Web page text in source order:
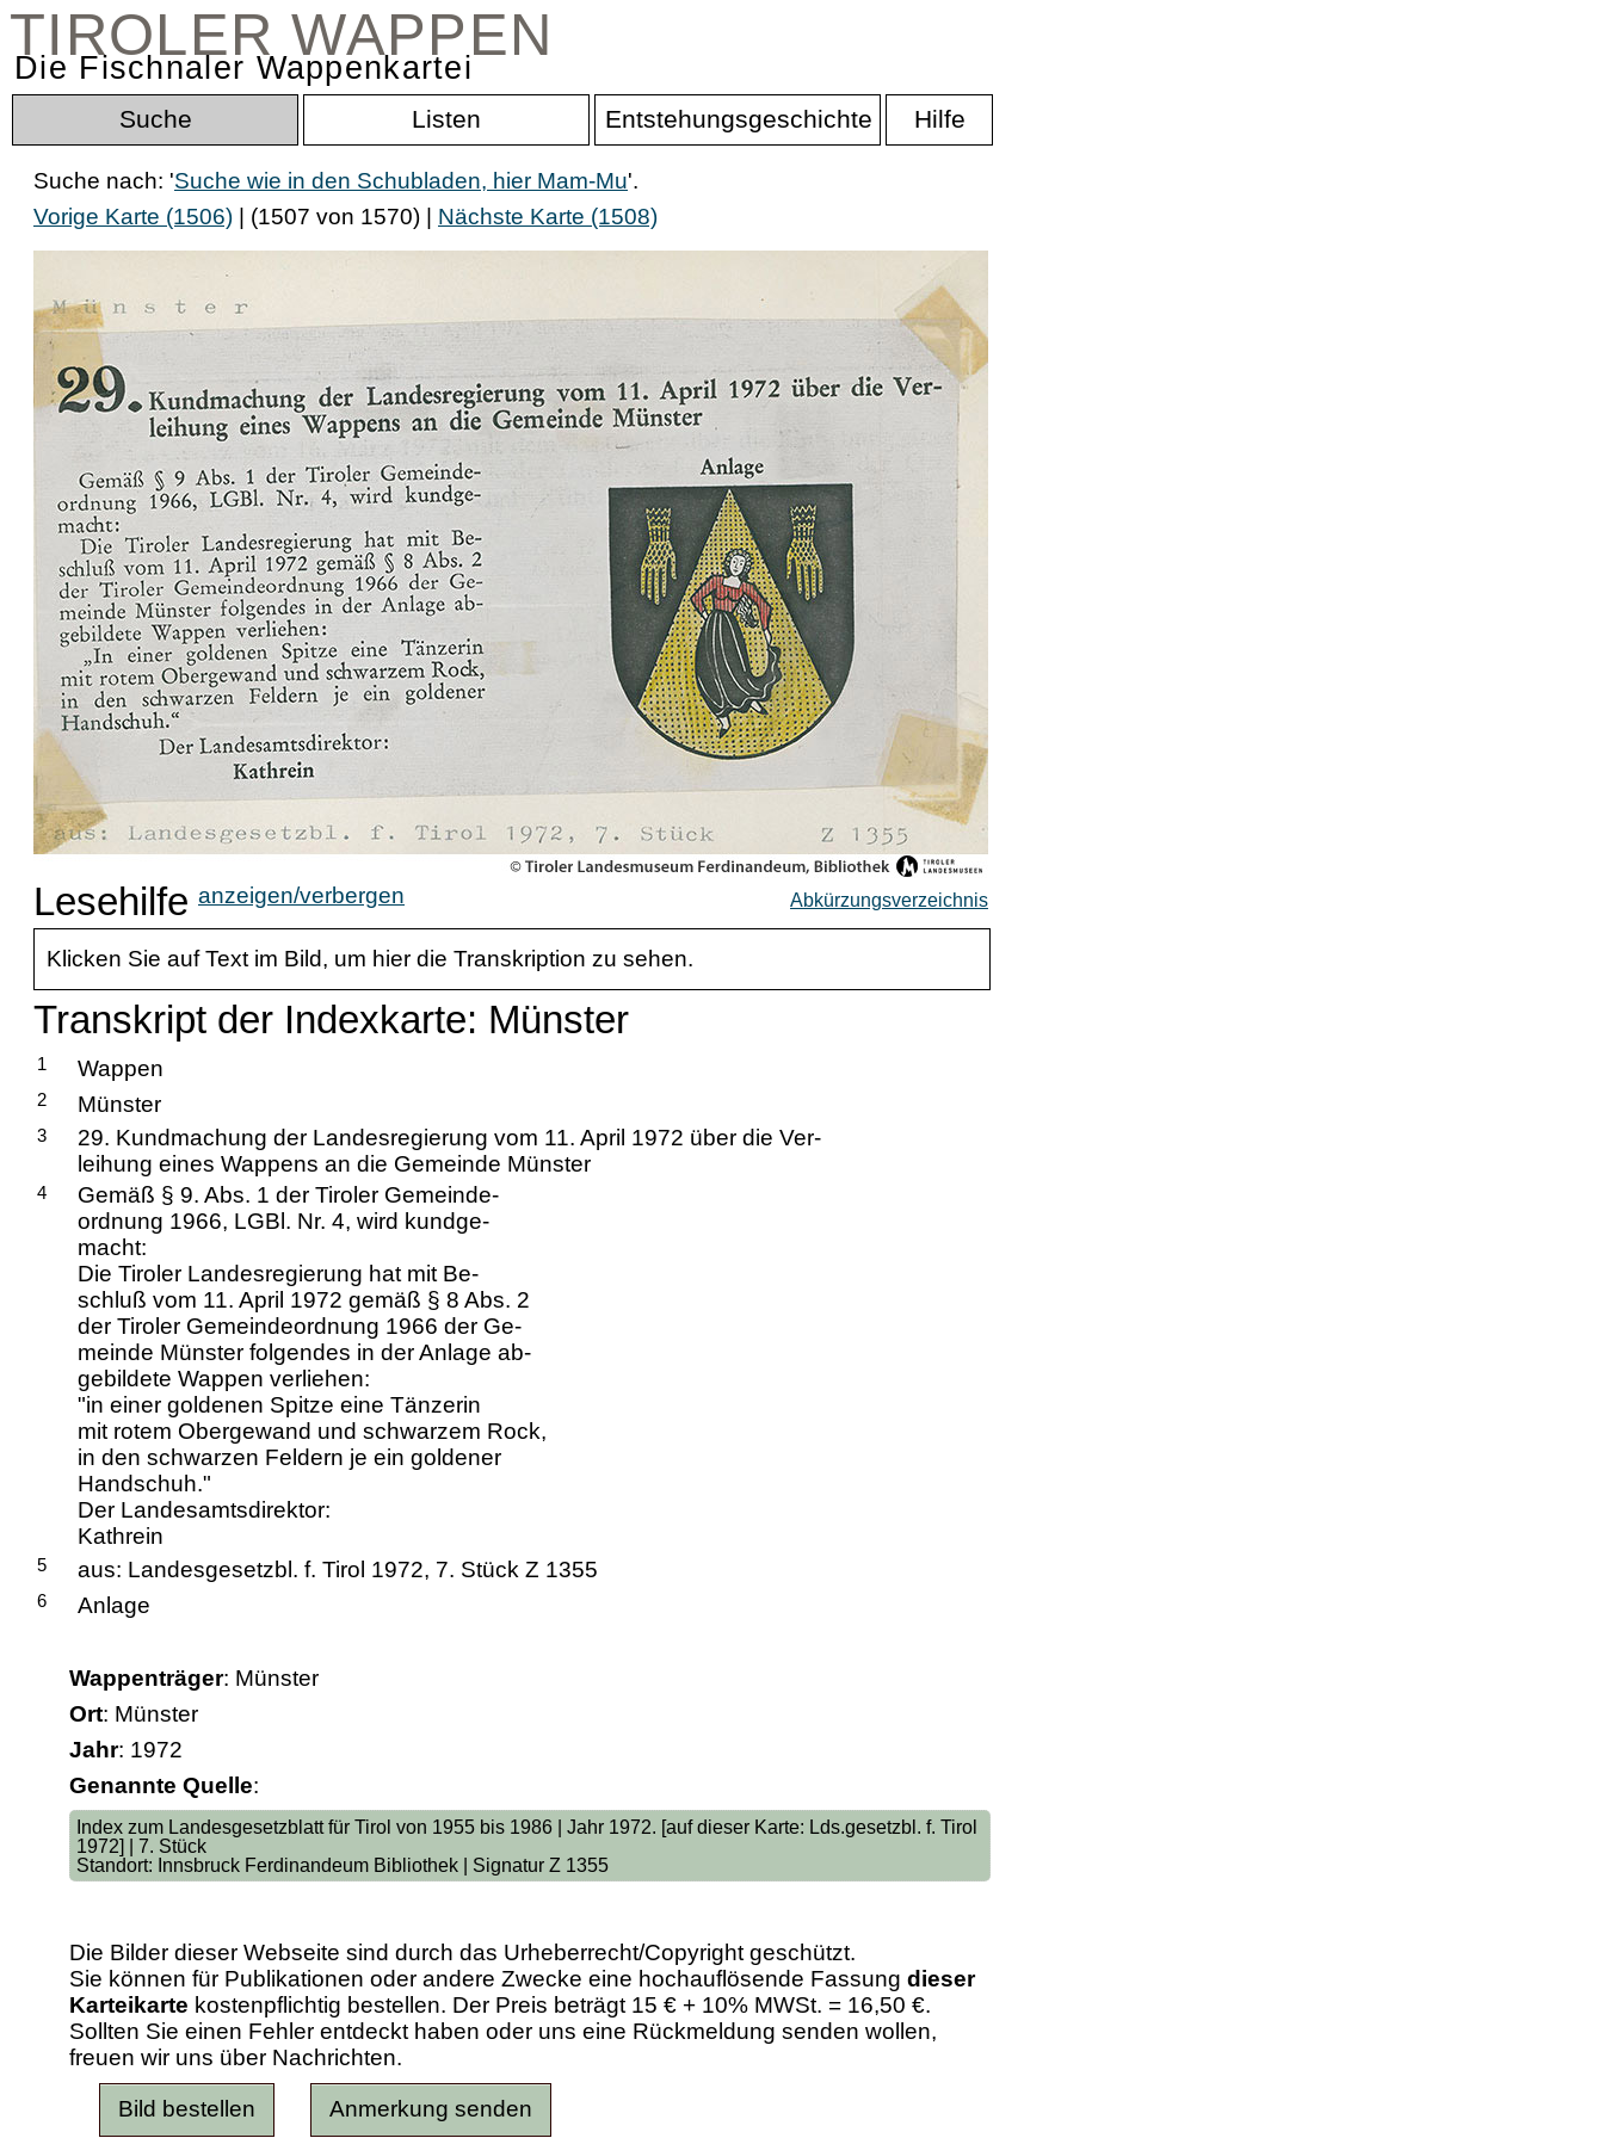
TIROLER WAPPEN
Die Fischnaler Wappenkartei
Suche Listen Entstehungsgeschichte Hilfe
Suche nach: 'Suche wie in den Schubladen, hier Mam-Mu'.
Vorige Karte (1506) | (1507 von 1570) | Nächste Karte (1508)
Lesehilfe anzeigen/verbergen Abkürzungsverzeichnis
Klicken Sie auf Text im Bild, um hier die Transkription zu sehen.
Transkript der Indexkarte: Münster
1 Wappen
2 Münster
3
29. Kundmachung der Landesregierung vom 11. April 1972 über die Ver-
leihung eines Wappens an die Gemeinde Münster
4
Gemäß § 9. Abs. 1 der Tiroler Gemeinde-
ordnung 1966, LGBl. Nr. 4, wird kundge-
macht:
Die Tiroler Landesregierung hat mit Be-
schluß vom 11. April 1972 gemäß § 8 Abs. 2
der Tiroler Gemeindeordnung 1966 der Ge-
meinde Münster folgendes in der Anlage ab-
gebildete Wappen verliehen:
"in einer goldenen Spitze eine Tänzerin
mit rotem Obergewand und schwarzem Rock,
in den schwarzen Feldern je ein goldener
Handschuh."
Der Landesamtsdirektor:
Kathrein
5 aus: Landesgesetzbl. f. Tirol 1972, 7. Stück Z 1355
6 Anlage
Wappenträger: Münster
Ort: Münster
Jahr: 1972
Genannte Quelle:
Index zum Landesgesetzblatt für Tirol von 1955 bis 1986 | Jahr 1972. [auf dieser Karte: Lds.gesetzbl. f. Tirol
1972] | 7. Stück
Standort: Innsbruck Ferdinandeum Bibliothek | Signatur Z 1355
Die Bilder dieser Webseite sind durch das Urheberrecht/Copyright geschützt.
Sie können für Publikationen oder andere Zwecke eine hochauflösende Fassung dieser
Karteikarte kostenpflichtig bestellen. Der Preis beträgt 15 € + 10% MWSt. = 16,50 €.
Sollten Sie einen Fehler entdeckt haben oder uns eine Rückmeldung senden wollen,
freuen wir uns über Nachrichten.